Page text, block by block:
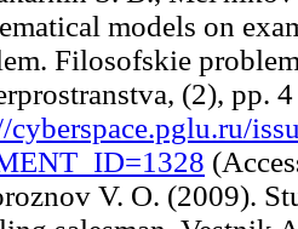
models on
Filosofskie
(2), pp.
cyberspace.pglu.ru/
V. O. (2009).